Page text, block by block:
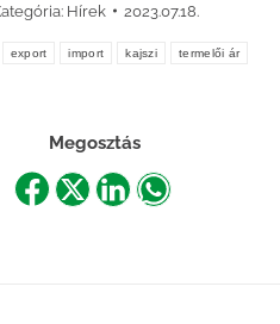
Hírek 2023.07.18.
export import kajszi termelői ár
Megosztás
ShareShareShareShare